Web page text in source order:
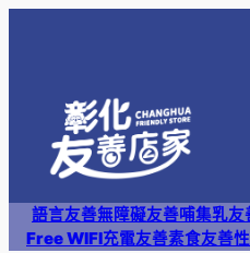
語言友善無障礙友善哺集乳友
Free WIFI充電友善素食友善